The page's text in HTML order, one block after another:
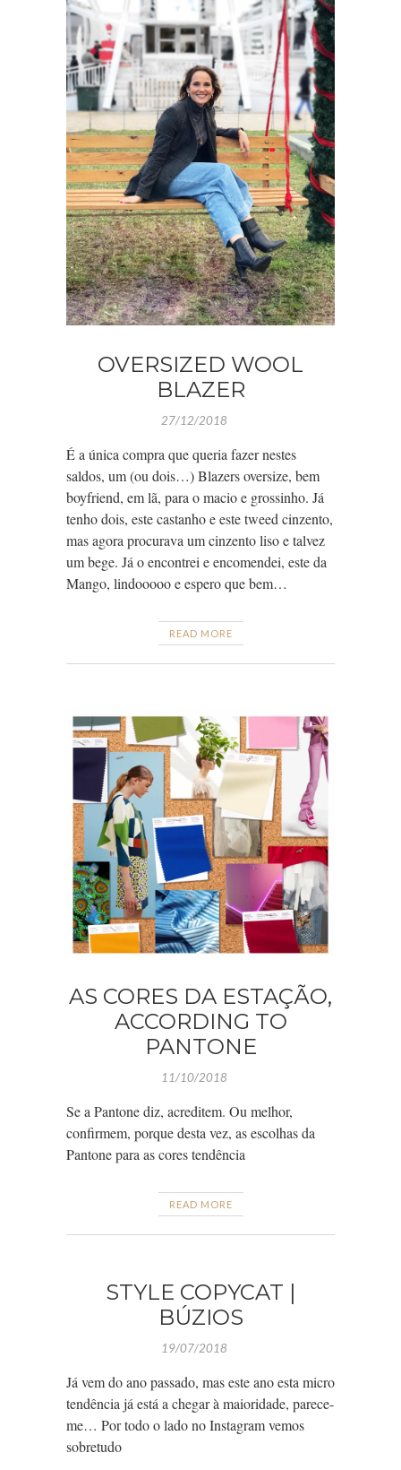
OVERSIZED WOOL
BLAZER
27/12/2018
É a única compra que queria fazer nestes
saldos, um (ou dois…) Blazers oversize, bem
boyfriend, em lã, para o macio e grossinho. Já
tenho dois, este castanho e este tweed cinzento,
mas agora procurava um cinzento liso e talvez
um bege. Já o encontrei e encomendei, este da
Mango, lindooooo e espero que bem…
READ MORE
AS CORES DA ESTAÇÃO,
ACCORDING TO
PANTONE
11/10/2018
Se a Pantone diz, acreditem. Ou melhor,
confirmem, porque desta vez, as escolhas da
Pantone para as cores tendência
READ MORE
STYLE COPYCAT |
BÚZIOS
19/07/2018
Já vem do ano passado, mas este ano esta micro
tendência já está a chegar à maioridade, parece-
me… Por todo o lado no Instagram vemos
sobretudo